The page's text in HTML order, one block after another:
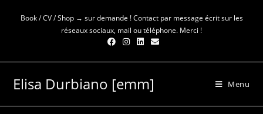
Book / CV / Shop → sur demande ! Contact par message écrit sur les
réseaux sociaux, mail ou téléphone. Merci !
Elisa Durbiano [emm] Menu